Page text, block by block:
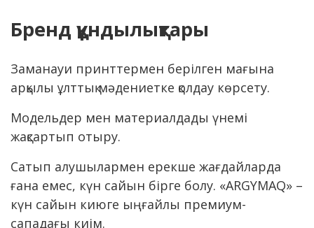
Бренд құндылықтары
Заманауи принттермен берілген мағына
арқылы ұлттық мәдениетке қолдау көрсету.
Модельдер мен материалдады үнемі
жақсартып отыру.
Сатып алушылармен ерекше жағдайларда
ғана емес, күн сайын бірге болу. «ARGYMAQ» –
күн сайын киюге ыңғайлы премиум-
сападағы киім.